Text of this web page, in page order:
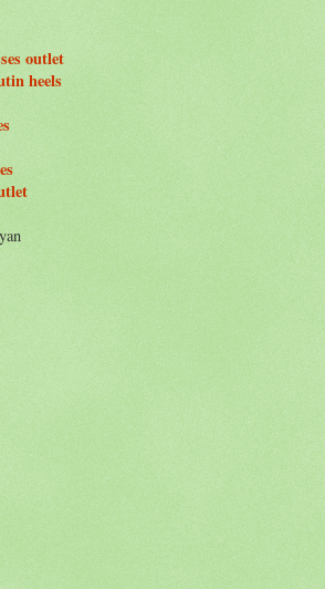
outlet
heels